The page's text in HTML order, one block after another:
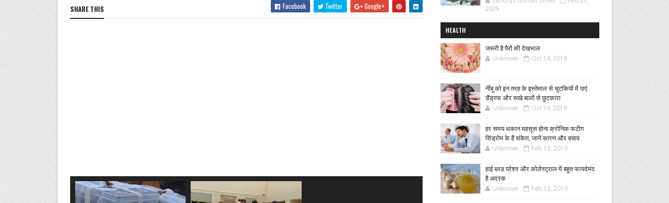
SHARE THIS Facebook Twitter Google+
2025
HEALTH
जरूरी है पैरों की देखभाल
Unknown Oct 14, 2019
नींबू को इन तरह के इस्तेमाल से चुटकियों में पाएं
डैंड्रफ और रूखे बालों से छुटकारा
Unknown Oct 14, 2019
हर समय थकान महसूस होना क्रोनिक फटीग
सिंड्रोम के हैं संकेत, जानें कारण और बचाव
Unknown Feb 12, 2019
हाई ब्लड प्रेशर और कोलेस्ट्राल में बहुत फायदेमंद
है अदरक
Unknown Feb 12, 2019